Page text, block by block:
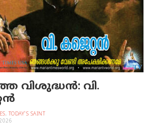
വിശുദ്ധന്‍: വി.
, TODAY'S SAINT